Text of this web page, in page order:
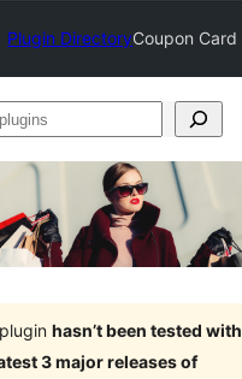
Plugin DirectoryCoupon Card
hasn’t been tested with
3 major releases of